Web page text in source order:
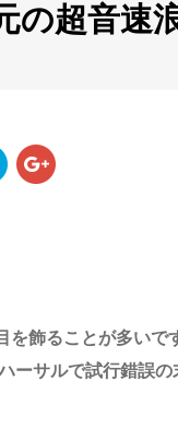
の超音速
飾ることが多いで
ーサルで試行錯誤